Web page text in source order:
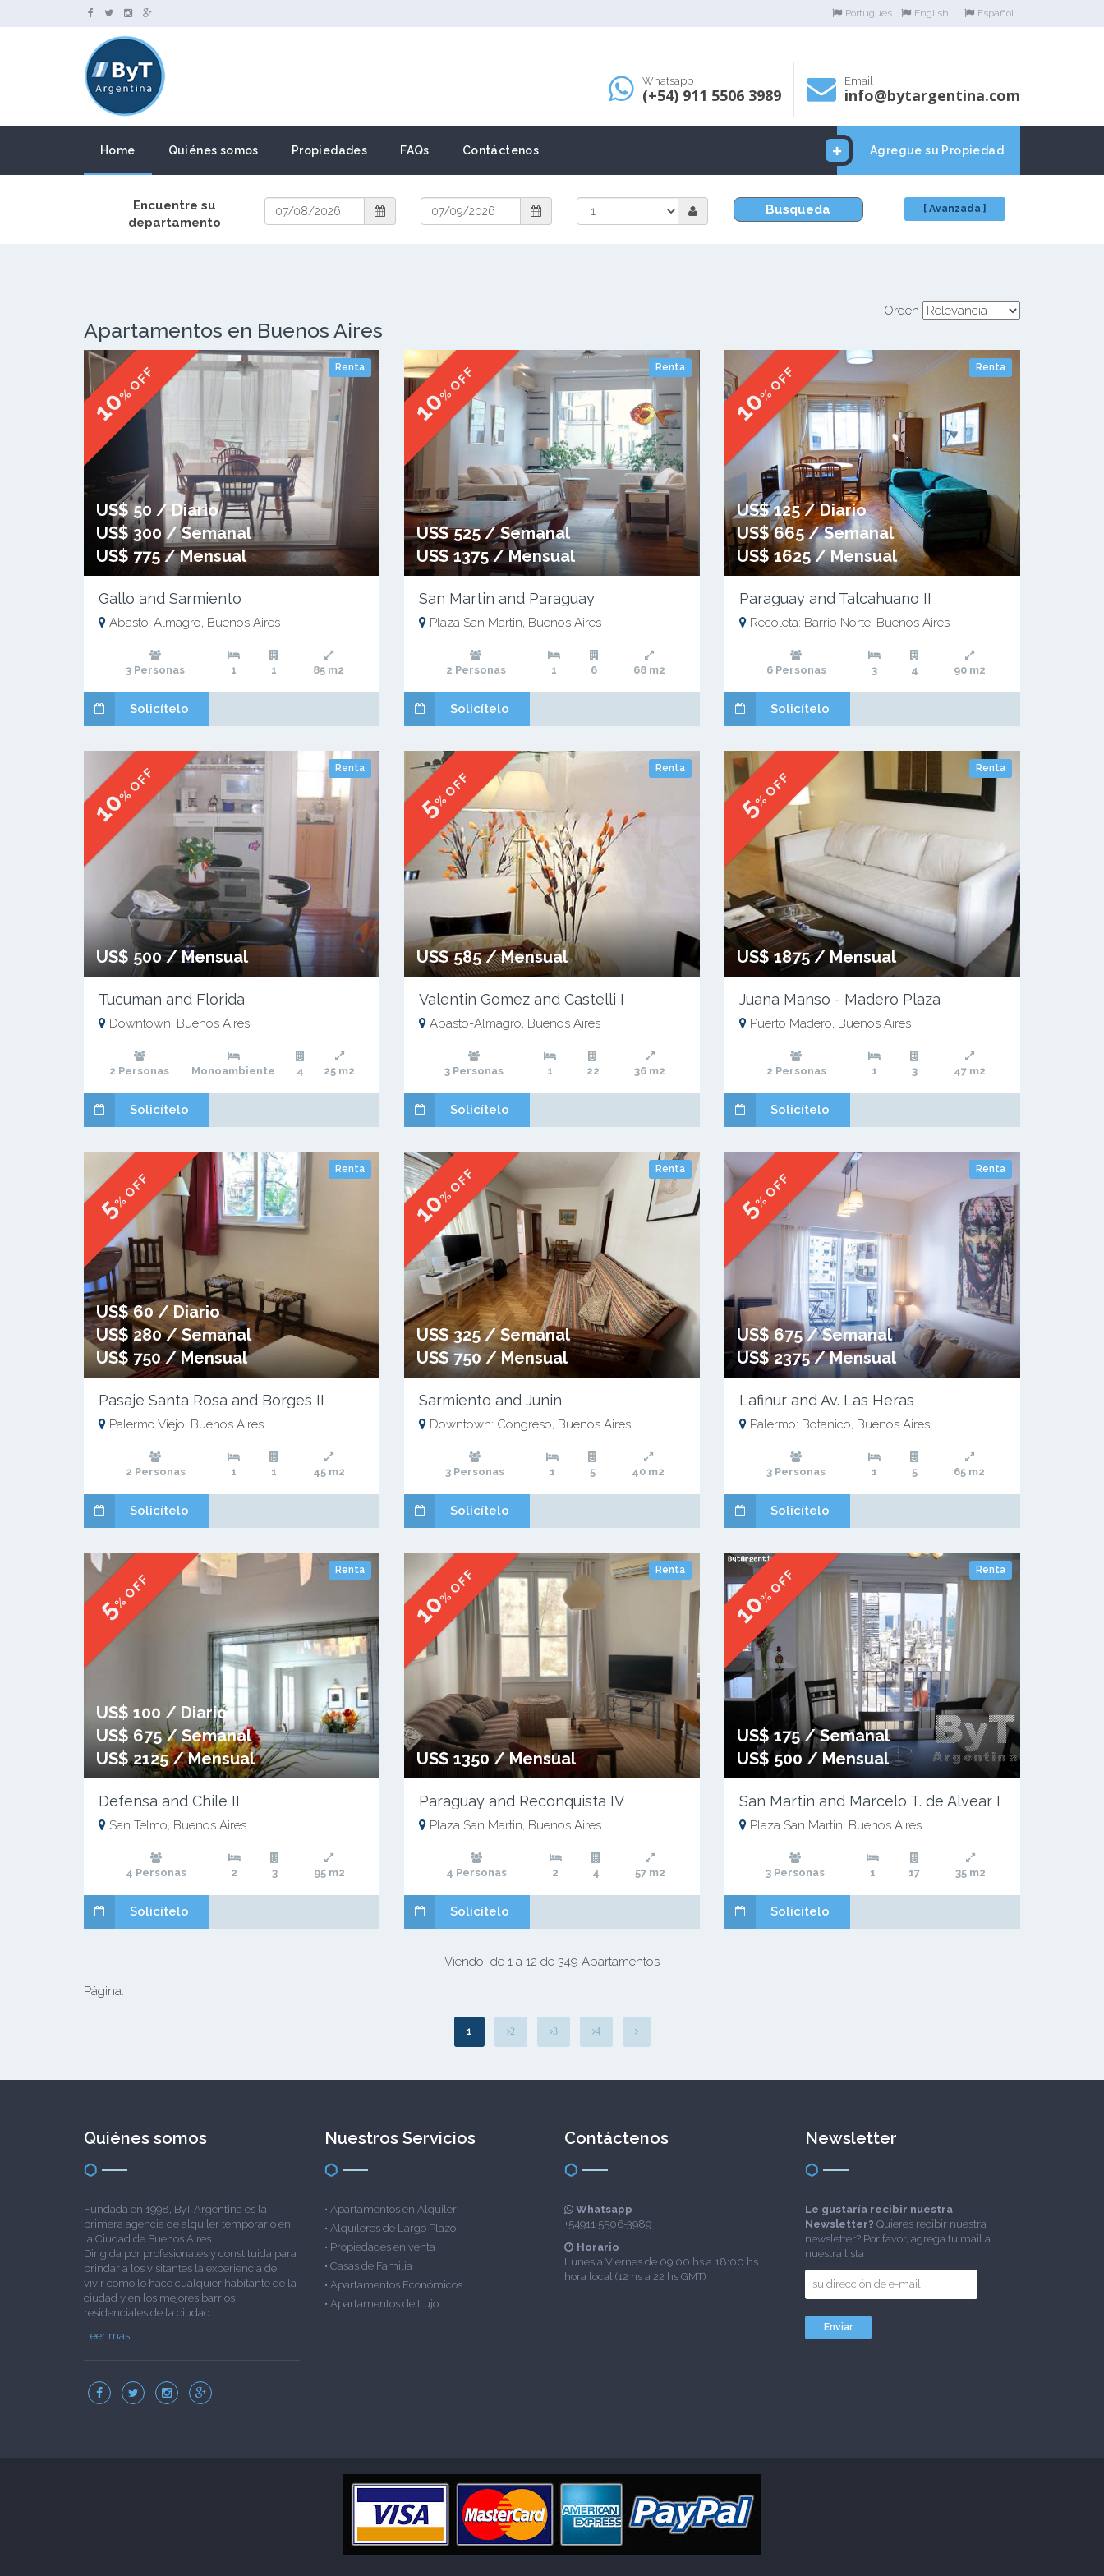
Portugues English Español
Whatsapp
(+54) 911 5506 3989
Email
info@bytargentina.com
Agregue su Propiedad
Home Quiénes somos Propiedades FAQs Contáctenos
Encuentre su
departamento
Busqueda [ Avanzada ]
Orden
Apartamentos en Buenos Aires
Renta
10
% OFF
US$ 50 / Diario
US$ 300 / Semanal
US$ 775 / Mensual
Gallo and Sarmiento
Abasto-Almagro, Buenos Aires
3 Personas 1 1 85 m2
Solicítelo
Renta
10
% OFF
US$ 525 / Semanal
US$ 1375 / Mensual
San Martin and Paraguay
Plaza San Martin, Buenos Aires
2 Personas 1 6 68 m2
Solicítelo
Renta
10
% OFF
US$ 125 / Diario
US$ 665 / Semanal
US$ 1625 / Mensual
Paraguay and Talcahuano II
Recoleta: Barrio Norte, Buenos Aires
6 Personas 3 4 90 m2
Solicítelo
Renta
10
% OFF
US$ 500 / Mensual
Tucuman and Florida
Downtown, Buenos Aires
2 Personas Monoambiente 4 25 m2
Solicítelo
Renta
5% OFF
US$ 585 / Mensual
Valentin Gomez and Castelli I
Abasto-Almagro, Buenos Aires
3 Personas 1 22 36 m2
Solicítelo
Renta
5% OFF
US$ 1875 / Mensual
Juana Manso - Madero Plaza
Puerto Madero, Buenos Aires
2 Personas 1 3 47 m2
Solicítelo
Renta
5% OFF
US$ 60 / Diario
US$ 280 / Semanal
US$ 750 / Mensual
Pasaje Santa Rosa and Borges II
Palermo Viejo, Buenos Aires
2 Personas 1 1 45 m2
Solicítelo
Renta
10
% OFF
US$ 325 / Semanal
US$ 750 / Mensual
Sarmiento and Junin
Downtown: Congreso, Buenos Aires
3 Personas 1 5 40 m2
Solicítelo
Renta
5% OFF
US$ 675 / Semanal
US$ 2375 / Mensual
Lafinur and Av. Las Heras
Palermo: Botanico, Buenos Aires
3 Personas 1 5 65 m2
Solicítelo
Renta
5% OFF
US$ 100 / Diario
US$ 675 / Semanal
US$ 2125 / Mensual
Defensa and Chile II
San Telmo, Buenos Aires
4 Personas 2 3 95 m2
Solicítelo
Renta
10
% OFF
US$ 1350 / Mensual
Paraguay and Reconquista IV
Plaza San Martin, Buenos Aires
4 Personas 2 4 57 m2
Solicítelo
Renta
10
% OFF
US$ 175 / Semanal
US$ 500 / Mensual
San Martin and Marcelo T. de Alvear I
Plaza San Martin, Buenos Aires
3 Personas 1 17 35 m2
Solicítelo
Viendo de 1 a 12 de 349 Apartamentos
Página:
1 2 3 4
Quiénes somos
Fundada en 1998, ByT Argentina es la
primera agencia de alquiler temporario en
la Ciudad de Buenos Aires.
Dirigida por profesionales y constituida para
brindar a los visitantes la experiencia de
vivir como lo hace cualquier habitante de la
ciudad y en los mejores barrios
residenciales de la ciudad.
Leer más
Nuestros Servicios
• Apartamentos en Alquiler
• Alquileres de Largo Plazo
• Propiedades en venta
• Casas de Familia
• Apartamentos Económicos
• Apartamentos de Lujo
Contáctenos
Whatsapp
+54911 5506-3989
Horario
Lunes a Viernes de 09:00 hs a 18:00 hs
hora local (12 hs a 22 hs GMT)
Newsletter
Le gustaría recibir nuestra
Newsletter? Quieres recibir nuestra
newsletter? Por favor, agrega tu mail a
nuestra lista